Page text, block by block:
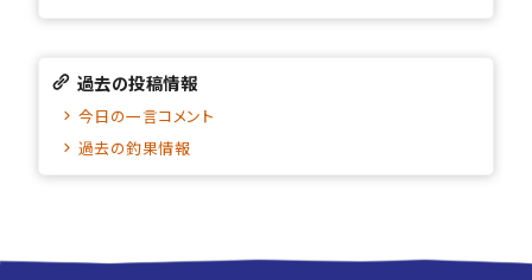
過去の投稿情報
今日の一言コメント
過去の釣果情報